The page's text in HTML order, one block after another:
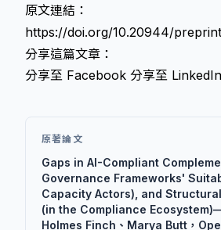
原文連結：
https://doi.org/10.20944/
分享這篇文章：
分享至 Facebook 分享至 LinkedIn
原著論文
Gaps in AI-Compliant
Governance Frameworks'
Capacity Actors), and
(in the Compliance
Holmes Finch、Marya Butt，